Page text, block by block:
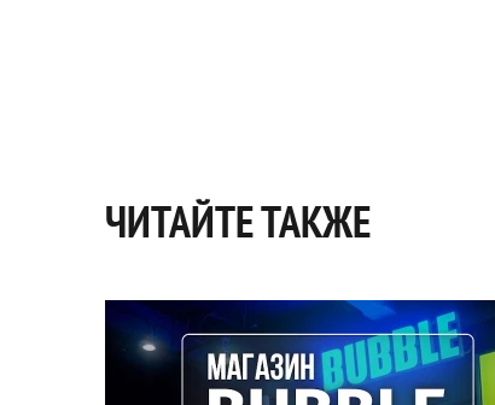
ЧИТАЙТЕ ТАКЖЕ